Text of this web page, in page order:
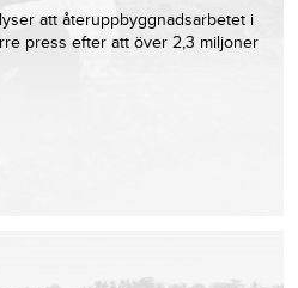
att återuppbyggnadsarbetet i
press efter att över 2,3 miljoner